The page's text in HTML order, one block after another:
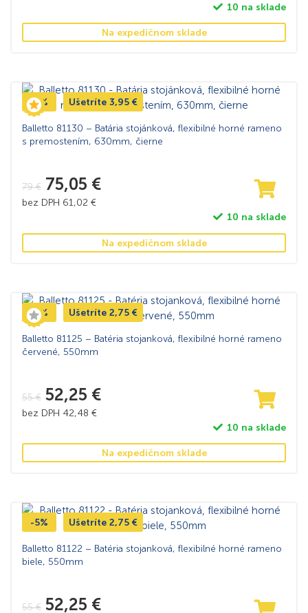
10 na sklade
Na expedičnom sklade
-5% Ušetríte 3,95 €
Balletto 81130 – Batária stojánková, flexibilné horné rameno
s premostením, 630mm, čierne
79€ 75,05 €
bez DPH 61,02 €
10 na sklade
Na expedičnom sklade
-5% Ušetríte 2,75 €
Balletto 81125 – Batéria stojanková, flexibilné horné rameno
červené, 550mm
55€ 52,25 €
bez DPH 42,48 €
10 na sklade
Na expedičnom sklade
-5% Ušetríte 2,75 €
Balletto 81122 – Batéria stojanková, flexibilné horné rameno
biele, 550mm
55€ 52,25 €